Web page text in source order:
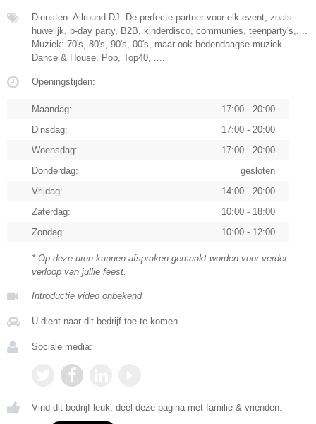
Diensten: Allround DJ. De perfecte partner voor elk event, zoals
huwelijk, b-day party, B2B, kinderdisco, communies, teenparty's,. ..
Muziek: 70's, 80's, 90's, 00's, maar ook hedendaagse muziek.
Dance & House, Pop, Top40, ....
Openingstijden:
Maandag:
17:00 - 20:00
Dinsdag:
17:00 - 20:00
Woensdag:
17:00 - 20:00
Donderdag:
gesloten
Vrijdag:
14:00 - 20:00
Zaterdag:
10:00 - 18:00
Zondag:
10:00 - 12:00
* Op deze uren kunnen afspraken gemaakt worden voor verder
verloop van jullie feest.
Introductie video onbekend
U dient naar dit bedrijf toe te komen.
Sociale media:
Vind dit bedrijf leuk, deel deze pagina met familie & vrienden: